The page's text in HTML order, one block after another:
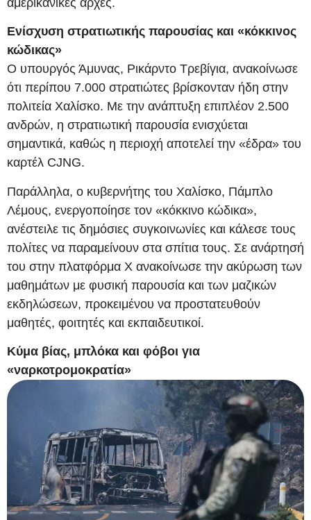
Ενίσχυση στρατιωτικής παρουσίας και «κόκκινος
κώδικας»
Ο υπουργός Άμυνας, Ρικάρντο Τρεβίγια, ανακοίνωσε
ότι περίπου 7.000 στρατιώτες βρίσκονταν ήδη στην
πολιτεία Χαλίσκο. Με την ανάπτυξη επιπλέον 2.500
ανδρών, η στρατιωτική παρουσία ενισχύεται
σημαντικά, καθώς η περιοχή αποτελεί την «έδρα» του
καρτέλ CJNG.
Παράλληλα, ο κυβερνήτης του Χαλίσκο, Πάμπλο
Λέμους, ενεργοποίησε τον «κόκκινο κώδικα»,
ανέστειλε τις δημόσιες συγκοινωνίες και κάλεσε τους
πολίτες να παραμείνουν στα σπίτια τους. Σε ανάρτησή
του στην πλατφόρμα X ανακοίνωσε την ακύρωση των
μαθημάτων με φυσική παρουσία και των μαζικών
εκδηλώσεων, προκειμένου να προστατευθούν
μαθητές, φοιτητές και εκπαιδευτικοί.
Κύμα βίας, μπλόκα και φόβοι για
«ναρκοτρομοκρατία»